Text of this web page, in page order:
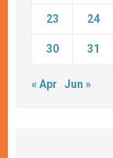
23 24
30 31
« Apr Jun »